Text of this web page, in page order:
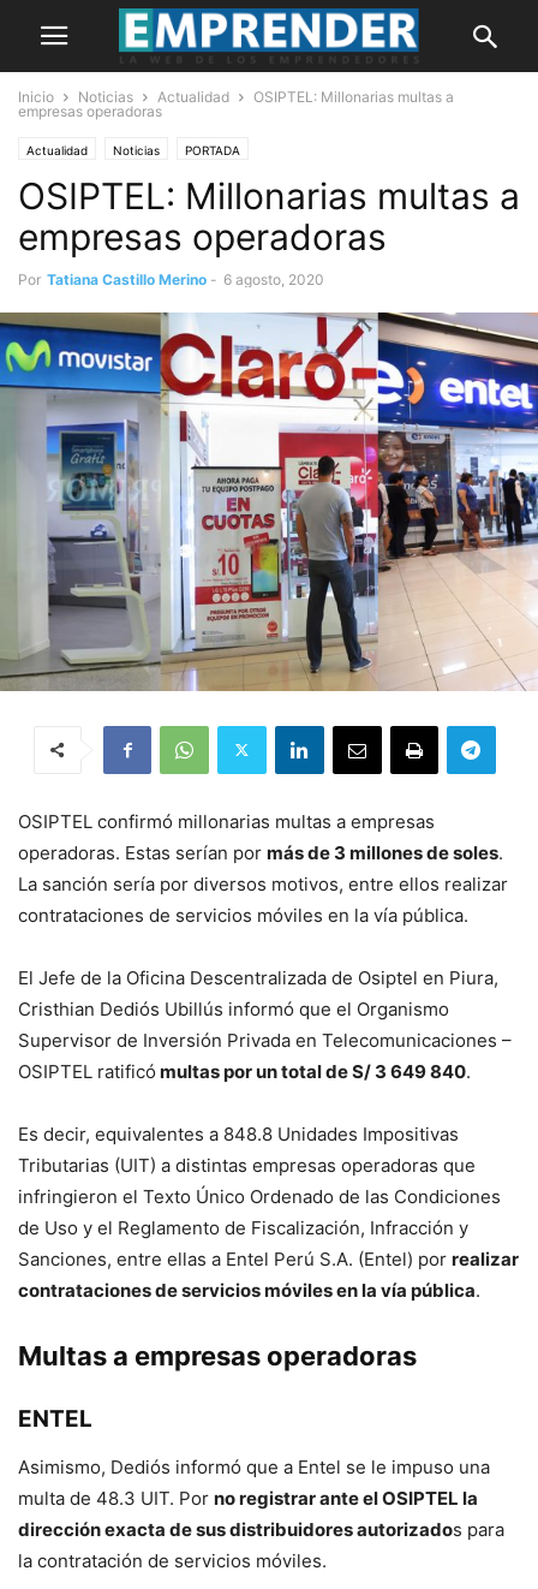
Inicio Noticias Actualidad
OSIPTEL: Millonarias multas a
empresas operadoras
Actualidad Noticias PORTADA
OSIPTEL: Millonarias multas a
empresas operadoras
Por Tatiana Castillo Merino - 6 agosto, 2020
OSIPTEL confirmó millonarias multas a empresas
operadoras. Estas serían por más de 3 millones de soles.
La sanción sería por diversos motivos, entre ellos realizar
contrataciones de servicios móviles en la vía pública.
El Jefe de la Oficina Descentralizada de Osiptel en Piura,
Cristhian Dediós Ubillús informó que el Organismo
Supervisor de Inversión Privada en Telecomunicaciones –
OSIPTEL ratificó multas por un total de S/ 3 649 840.
Es decir, equivalentes a 848.8 Unidades Impositivas
Tributarias (UIT) a distintas empresas operadoras que
infringieron el Texto Único Ordenado de las Condiciones
de Uso y el Reglamento de Fiscalización, Infracción y
Sanciones, entre ellas a Entel Perú S.A. (Entel) por realizar
contrataciones de servicios móviles en la vía pública.
Multas a empresas operadoras
ENTEL
Asimismo, Dediós informó que a Entel se le impuso una
multa de 48.3 UIT. Por no registrar ante el OSIPTEL la
dirección exacta de sus distribuidores autorizados para
la contratación de servicios móviles.